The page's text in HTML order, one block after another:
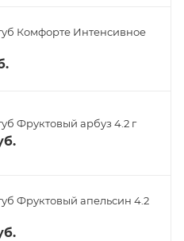
Комфорте Интенсивное
Фруктовый арбуз 4.2 г
Фруктовый апельсин 4.2